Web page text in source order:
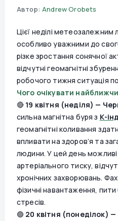
Автор: Andrew Orobets
Цієї неділі
особливо уважними до
різке зростання сонячної
відчутні геомагнітні
робочого тижня ситуація
Чого очікувати
🔴 19 квітня (неділя) —
сильна магнітна буря з К-
геомагнітні коливання
впливати на здоров’я та
людини. У цей день можливі
артеріального тиску,
хронічних захворювань.
фізичні навантаження,
стресів.
🟢 20 квітня (понеділок)